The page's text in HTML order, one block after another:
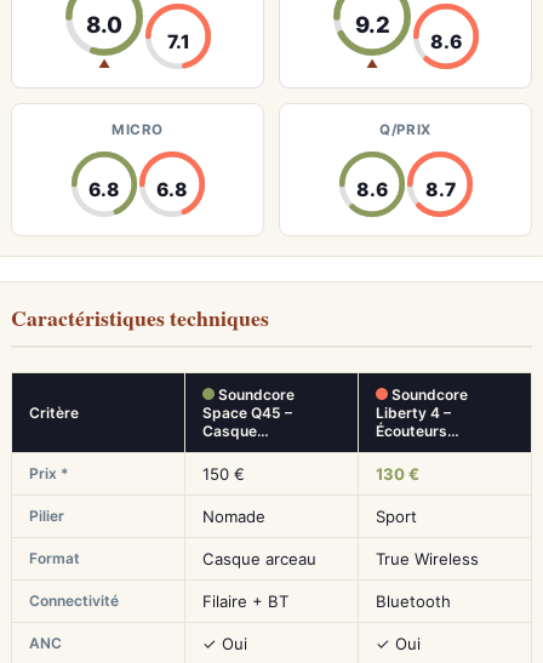
8.0
▲
7.1
9.2
▲
8.6
MICRO
6.8 6.8
Q/PRIX
8.6 8.7
Caractéristiques techniques
Critère
Soundcore
Space Q45 –
Casque…
Soundcore
Liberty 4 –
Écouteurs…
Prix * 150 € 130 €
Pilier Nomade Sport
Format Casque arceau True Wireless
Connectivité Filaire + BT Bluetooth
ANC ✓ Oui ✓ Oui